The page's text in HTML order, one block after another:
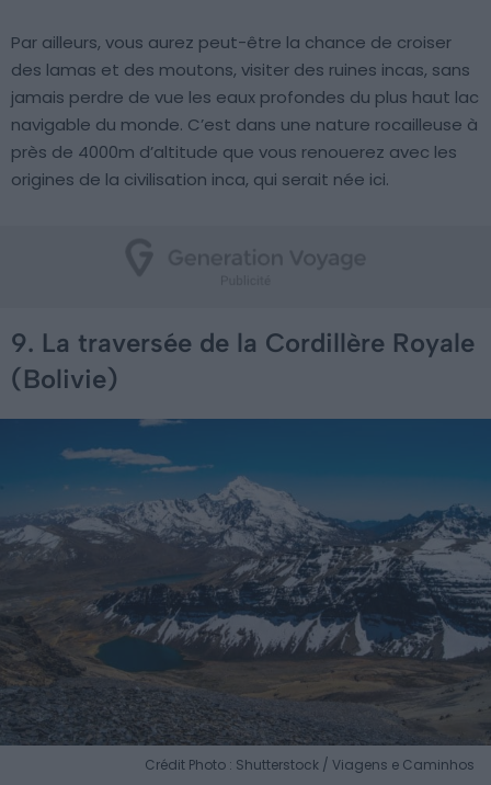
Par ailleurs, vous aurez peut-être la chance de croiser
des lamas et des moutons, visiter des ruines incas, sans
jamais perdre de vue les eaux profondes du plus haut lac
navigable du monde. C’est dans une nature rocailleuse à
près de 4000m d’altitude que vous renouerez avec les
origines de la civilisation inca, qui serait née ici.
9. La traversée de la Cordillère Royale
(Bolivie)
Crédit Photo : Shutterstock / Viagens e Caminhos